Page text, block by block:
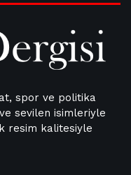
spor ve politika
sevilen isimleriyle
resim kalitesiyle